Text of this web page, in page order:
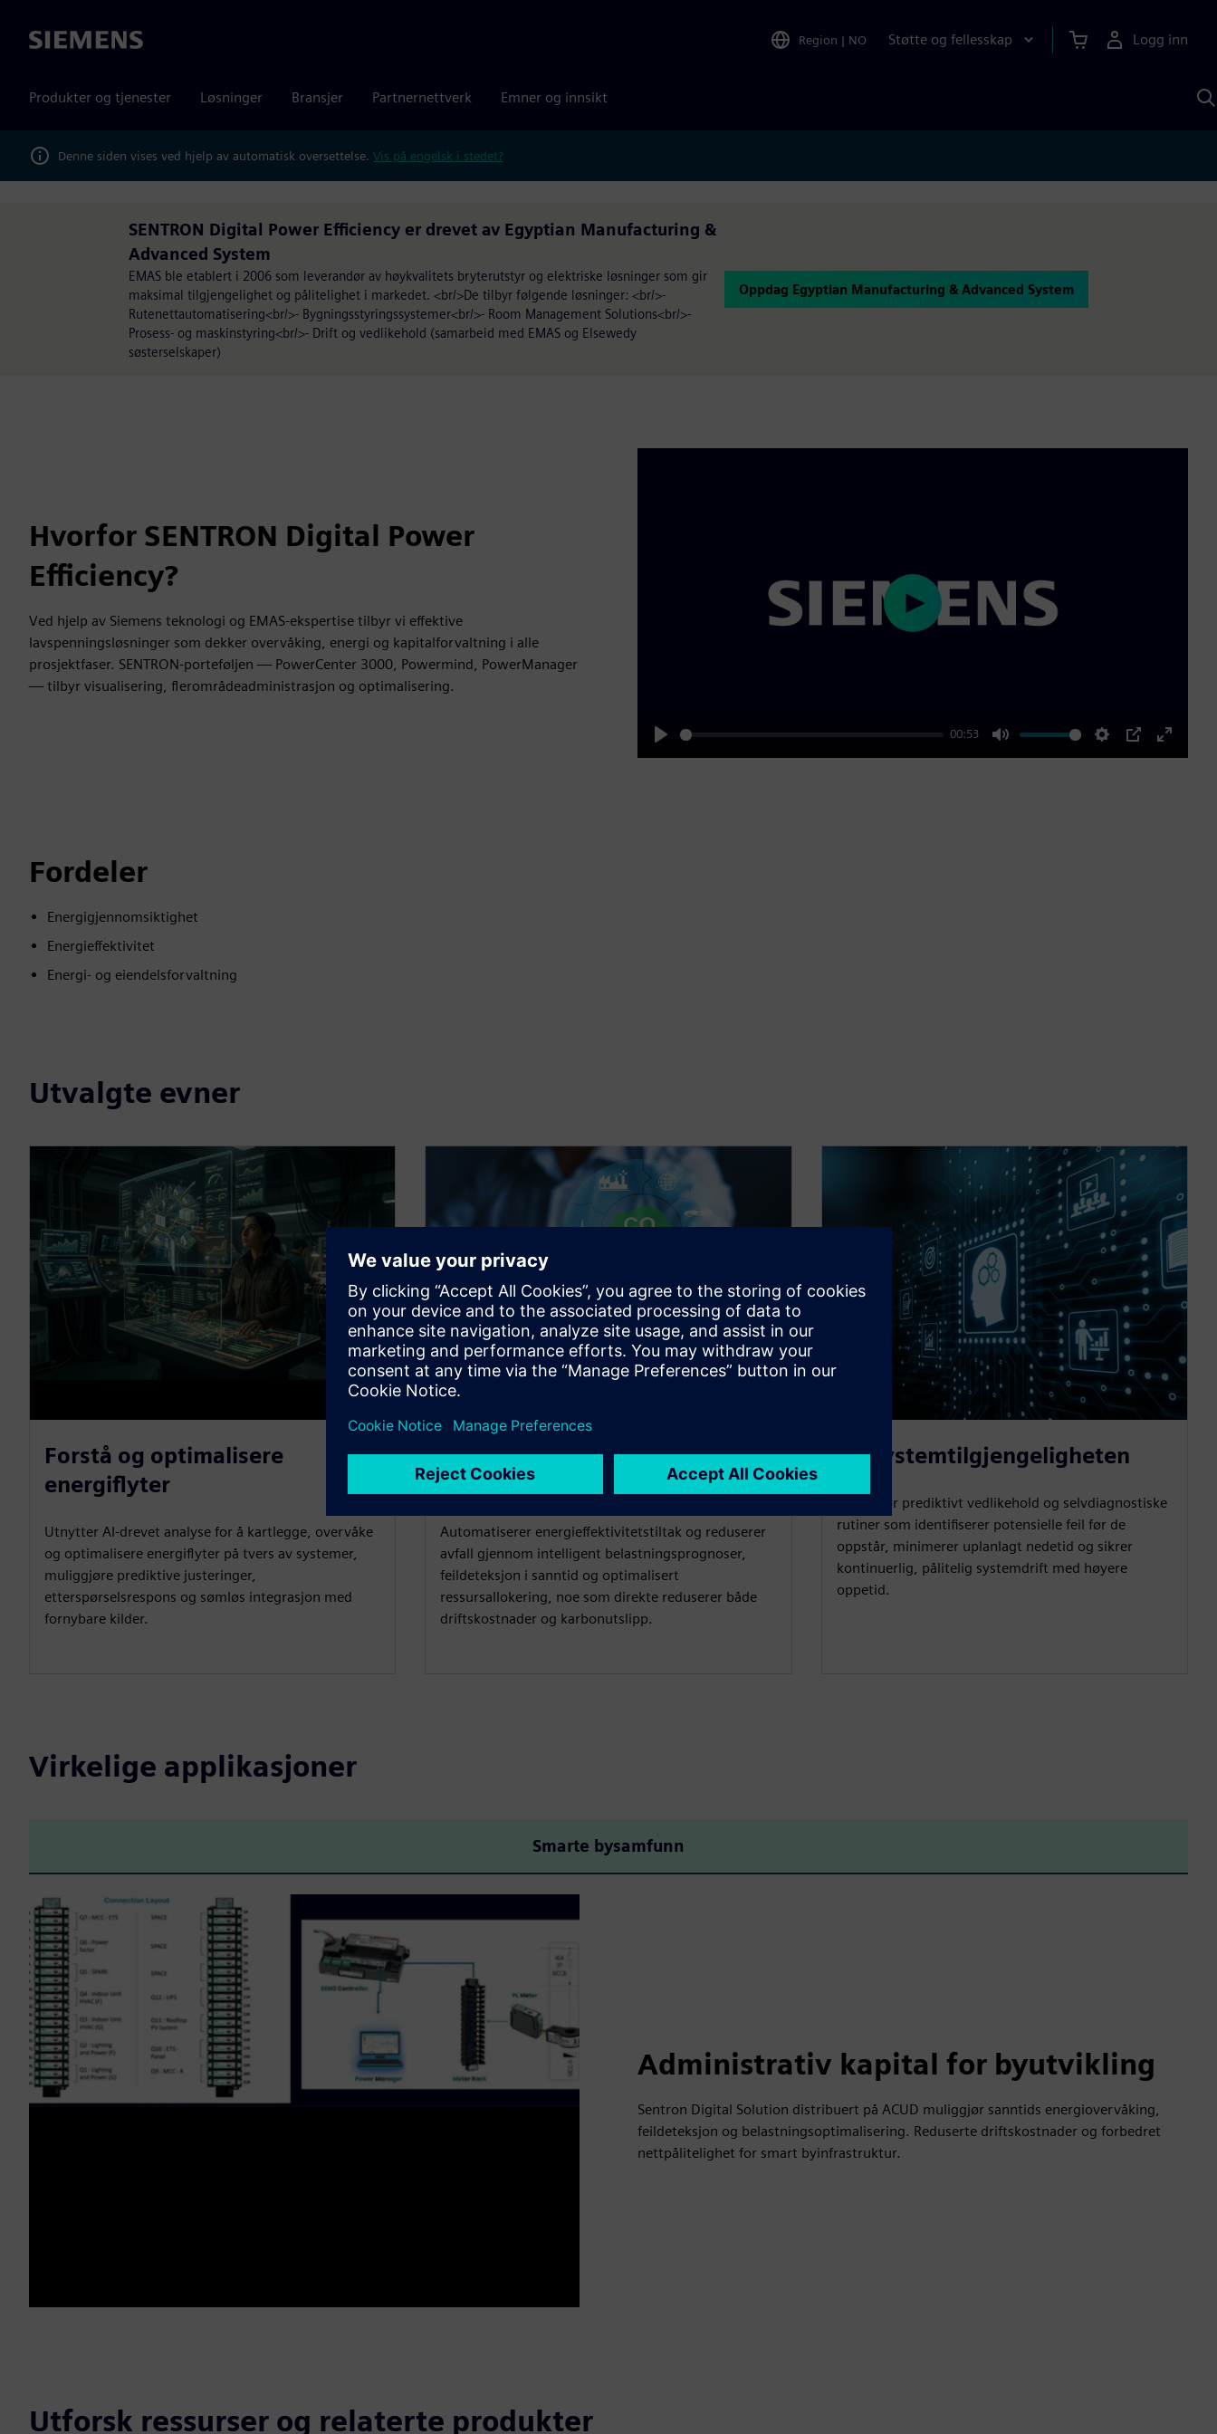
Siemens Region | NO Støtte og fellesskap Logg inn
Produkter og tjenester Løsninger Bransjer Partnernettverk Emner og innsikt
Denne siden vises ved hjelp av automatisk oversettelse. Vis på engelsk i stedet?
SENTRON Digital Power Efficiency er drevet av Egyptian Manufacturing &
Advanced System
EMAS ble etablert i 2006 som leverandør av høykvalitets bryterutstyr og elektriske løsninger som gir
maksimal tilgjengelighet og pålitelighet i markedet. <br/>De tilbyr følgende løsninger: <br/>-
Rutenettautomatisering<br/>- Bygningsstyringssystemer<br/>- Room Management Solutions<br/>-
Prosess- og maskinstyring<br/>- Drift og vedlikehold (samarbeid med EMAS og Elsewedy
søsterselskaper)
Oppdag Egyptian Manufacturing & Advanced System
Hvorfor SENTRON Digital Power
Efficiency?
Ved hjelp av Siemens teknologi og EMAS-ekspertise tilbyr vi effektive
lavspenningsløsninger som dekker overvåking, energi og kapitalforvaltning i alle
prosjektfaser. SENTRON-porteføljen — PowerCenter 3000, Powermind, PowerManager
— tilbyr visualisering, flerområdeadministrasjon og optimalisering.
Play
00:53
Mute Settings
PIP
Enter
Play
Fordeler
Energigjennomsiktighet
Energieffektivitet
Energi- og eiendelsforvaltning
Utvalgte evner
Forstå og optimalisere
energiflyter
Utnytter AI-drevet analyse for å kartlegge, overvåke
og optimalisere energiflyter på tvers av systemer,
muliggjøre prediktive justeringer,
etterspørselsrespons og sømløs integrasjon med
fornybare kilder.
Reduser driftskostnadene og
CO2-fotavtrykket
Automatiserer energieffektivitetstiltak og reduserer
avfall gjennom intelligent belastningsprognoser,
feildeteksjon i sanntid og optimalisert
ressursallokering, noe som direkte reduserer både
driftskostnader og karbonutslipp.
Øk systemtilgjengeligheten
Muliggjør prediktivt vedlikehold og selvdiagnostiske
rutiner som identifiserer potensielle feil før de
oppstår, minimerer uplanlagt nedetid og sikrer
kontinuerlig, pålitelig systemdrift med høyere
oppetid.
Virkelige applikasjoner
Smarte bysamfunn
Administrativ kapital for byutvikling
Sentron Digital Solution distribuert på ACUD muliggjør sanntids energiovervåking,
feildeteksjon og belastningsoptimalisering. Reduserte driftskostnader og forbedret
nettpålitelighet for smart byinfrastruktur.
Utforsk ressurser og relaterte produkter